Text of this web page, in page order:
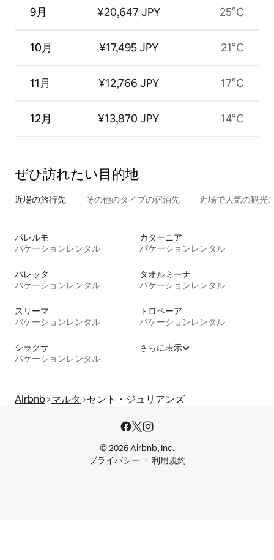
9月
10月
11月
12月
¥20,647 JPY
¥17,495 JPY
¥12,766 JPY
¥13,870 JPY
25°C
21°C
17°C
14°C
ぜひ訪⁠れ⁠た⁠い目⁠的⁠地
近場の旅行先 その他のタ⁠イ⁠プ⁠の宿⁠泊⁠先 近場で人気の観光
パレルモ
バケーションレンタル
カターニア
バケーションレンタル
バレッタ
バケーションレンタル
タオルミーナ
バケーションレンタル
スリーマ
バケーションレンタル
トロペーア
バケーションレンタル
シラクサ
バケーションレンタル
さらに表示
Airbnb マルタ セント・ジュリアンズ
© 2026 Airbnb, Inc.
プライバシー
利用規約